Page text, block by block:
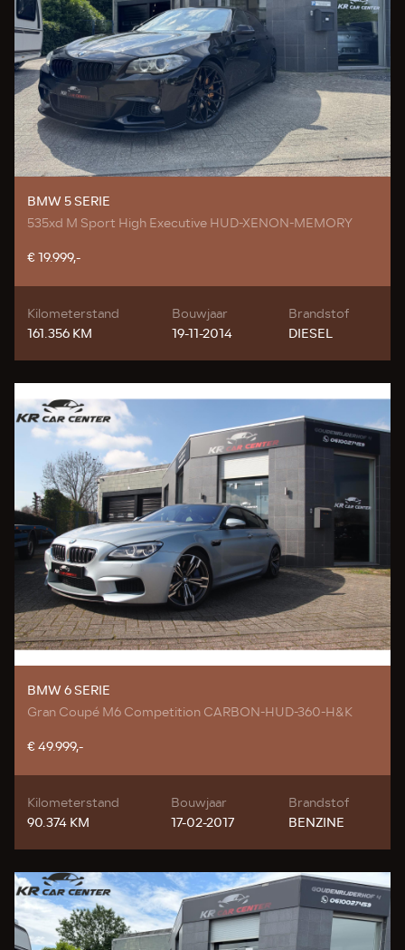
BMW 5 SERIE
535xd M Sport High Executive HUD-XENON-MEMORY
€ 19.999,-
Kilometerstand
161.356 KM
Bouwjaar
19-11-2014
Brandstof
DIESEL
BMW 6 SERIE
Gran Coupé M6 Competition CARBON-HUD-360-H&K
€ 49.999,-
Kilometerstand
90.374 KM
Bouwjaar
17-02-2017
Brandstof
BENZINE